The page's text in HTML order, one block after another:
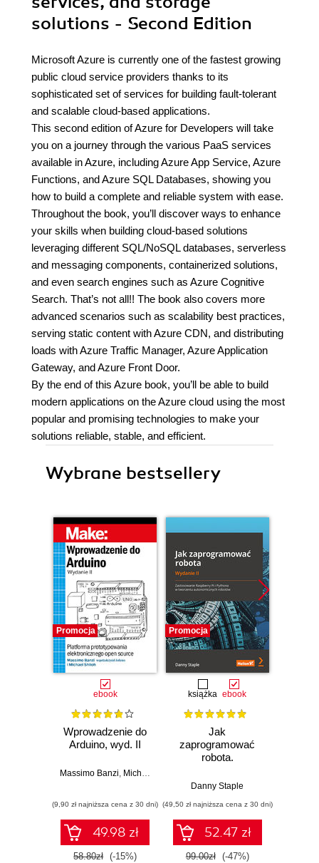
solutions - Second Edition
Microsoft Azure is currently one of the fastest growing
public cloud service providers thanks to its
sophisticated set of services for building fault-tolerant
and scalable cloud-based applications.
This second edition of Azure for Developers will take
you on a journey through the various PaaS services
available in Azure, including Azure App Service, Azure
Functions, and Azure SQL Databases, showing you
how to build a complete and reliable system with ease.
Throughout the book, you’ll discover ways to enhance
your skills when building cloud-based solutions
leveraging different SQL/NoSQL databases, serverless
and messaging components, containerized solutions,
and even search engines such as Azure Cognitive
Search. That’s not all!! The book also covers more
advanced scenarios such as scalability best practices,
serving static content with Azure CDN, and distributing
loads with Azure Traffic Manager, Azure Application
Gateway, and Azure Front Door.
By the end of this Azure book, you’ll be able to build
modern applications on the Azure cloud using the most
popular and promising technologies to make your
solutions reliable, stable, and efficient.
Wybrane bestsellery
Promocja
ebook
Wprowadzenie do
Arduino, wyd. II
Massimo Banzi, Michael Shiloh
(9,90 zł najniższa cena z 30 dni)
49.98 zł
58.80zł (-15%)
Promocja
książka ebook
Jak
zaprogramować
robota.
Raspberry Pi i
tworzeniu
autonomicznych
robotów. Wydanie
II
Danny Staple
(49,50 zł najniższa cena z 30 dni)
52.47 zł
99.00zł (-47%)